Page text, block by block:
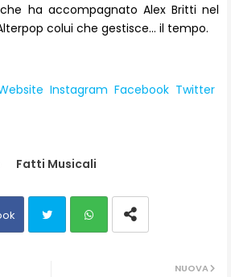
ha accompagnato Alex Britti nel
colui che gestisce… il tempo.
Instagram Facebook Twitter
Fatti Musicali
NUOVA